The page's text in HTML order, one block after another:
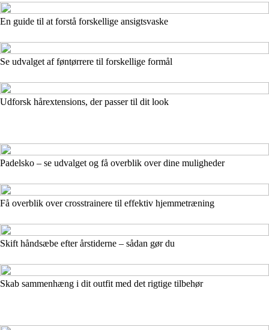
En guide til at forstå forskellige ansigtsvaske
Se udvalget af føntørrere til forskellige formål
Udforsk hårextensions, der passer til dit look
Padelsko – se udvalget og få overblik over dine muligheder
Få overblik over crosstrainere til effektiv hjemmetræning
Skift håndsæbe efter årstiderne – sådan gør du
Skab sammenhæng i dit outfit med det rigtige tilbehør